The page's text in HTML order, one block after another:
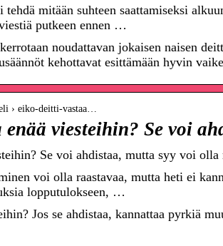
mitään suhteen saattamiseksi
putkeen ennen …
noudattavan jokaisen naisen
kehottavat esittämään hyvin
› eiko-deitti-vastaa…
viesteihin? Se voi
Se voi ahdistaa, mutta syy voi
voi olla raastavaa, mutta heti ei
lopputulokseen, …
Jos se ahdistaa, kannattaa pyrkiä